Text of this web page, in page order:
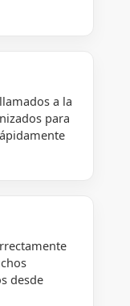
a la
para
desde